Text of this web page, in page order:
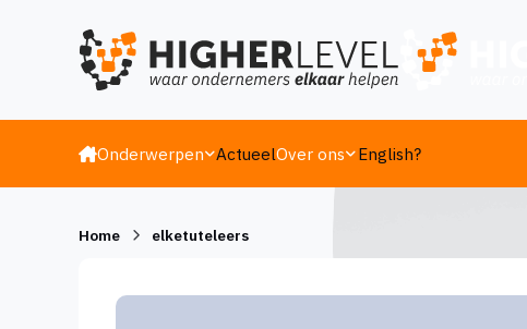
Onderwerpen ActueelOver ons English?
Home elketuteleers